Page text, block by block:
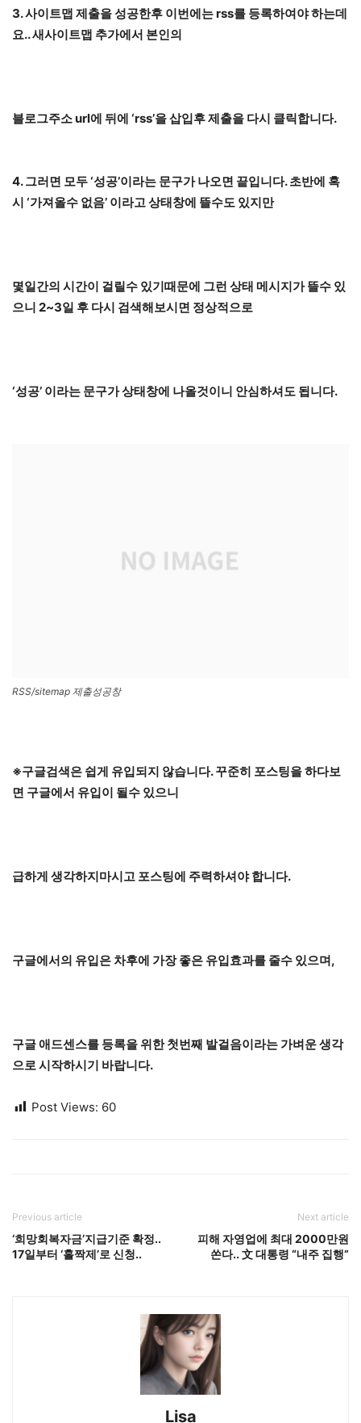
3. 사이트맵 제출을 성공한후 이번에는 rss를 등록하여야 하는데
요.. 새사이트맵 추가에서 본인의
블로그주소 url에 뒤에 ‘rss’을 삽입후 제출을 다시 클릭합니다.
4. 그러면 모두 ‘성공’이라는 문구가 나오면 끝입니다. 초반에 혹
시 ‘가져올수 없음’ 이라고 상태창에 뜰수도 있지만
몇일간의 시간이 걸릴수 있기때문에 그런 상태 메시지가 뜰수 있
으니 2~3일 후 다시 검색해보시면 정상적으로
‘성공’ 이라는 문구가 상태창에 나올것이니 안심하셔도 됩니다.
RSS/sitemap 제출성공창
※구글검색은 쉽게 유입되지 않습니다. 꾸준히 포스팅을 하다보
면 구글에서 유입이 될수 있으니
급하게 생각하지마시고 포스팅에 주력하셔야 합니다.
구글에서의 유입은 차후에 가장 좋은 유입효과를 줄수 있으며,
구글 애드센스를 등록을 위한 첫번째 발걸음이라는 가벼운 생각
으로 시작하시기 바랍니다.
Post Views: 60
Previous article
‘희망회복자금’지급기준 확정..
17일부터 ‘홀짝제’로 신청..
Next article
피해 자영업에 최대 2000만원
쏜다.. 文 대통령 “내주 집행”
Lisa